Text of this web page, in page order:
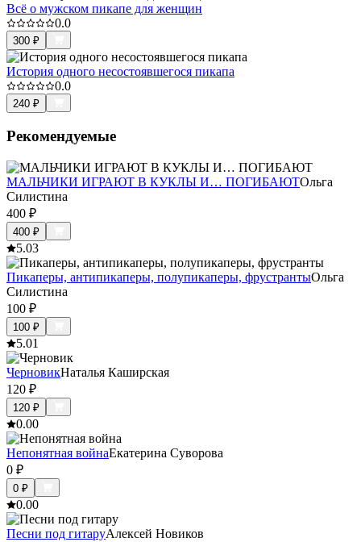
Всё о мужском пикапе для женщин
0.0
300 ₽
История одного несостоявшегося пикапа
0.0
240 ₽
Рекомендуемые
МАЛЬЧИКИ ИГРАЮТ В КУКЛЫ И… ПОГИБАЮТОльга
Силистина
400 ₽
400 ₽
5.03
Пикаперы, антипикаперы, полупикаперы, фрустрантыОльга
Силистина
100 ₽
100 ₽
5.01
ЧерновикНаталья Каширская
120 ₽
120 ₽
0.00
Непонятная войнаЕкатерина Суворова
0 ₽
0 ₽
0.00
Песни под гитаруАлексей Новиков